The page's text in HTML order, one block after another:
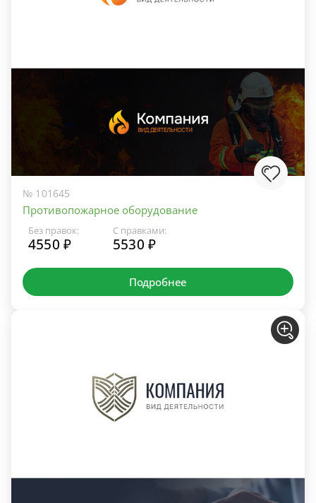
№ 101645
Противопожарное оборудование
Без правок:
4550 ₽
С правками:
5530 ₽
Подробнее